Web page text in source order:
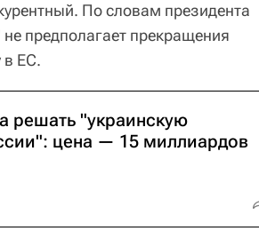
По словам президента
предполагает прекращения
в ЕС.
решать "украинскую
цена — 15 миллиардов